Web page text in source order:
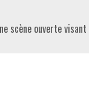
scène ouverte